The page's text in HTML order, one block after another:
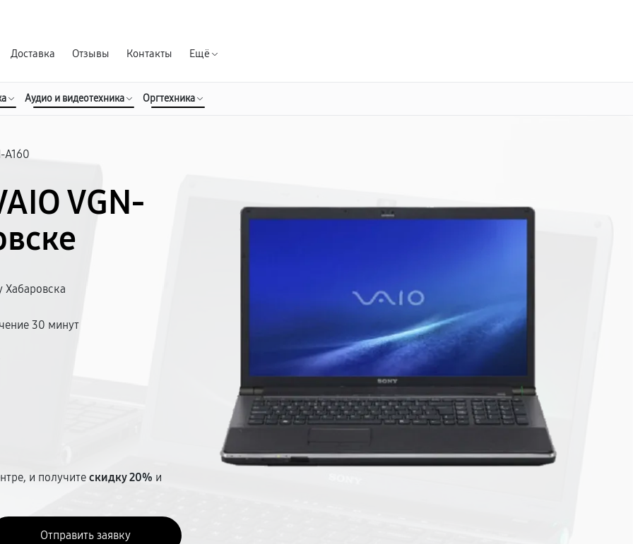
Доставка Отзывы Контакты Ещё
Аудио и видеотехника Оргтехника
A160
VGN-
Хабаровска
30 минут
и получитескидку 20% и